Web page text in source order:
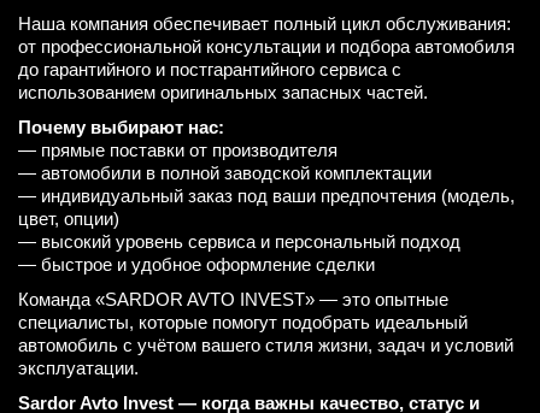
Наша компания обеспечивает полный цикл обслуживания:
от профессиональной консультации и подбора автомобиля
до гарантийного и постгарантийного сервиса с
использованием оригинальных запасных частей.
Почему выбирают нас:
— прямые поставки от производителя
— автомобили в полной заводской комплектации
— индивидуальный заказ под ваши предпочтения (модель,
цвет, опции)
— высокий уровень сервиса и персональный подход
— быстрое и удобное оформление сделки
Команда «SARDOR AVTO INVEST» — это опытные
специалисты, которые помогут подобрать идеальный
автомобиль с учётом вашего стиля жизни, задач и условий
эксплуатации.
Sardor Avto Invest — когда важны качество, статус и